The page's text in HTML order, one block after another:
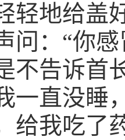
轻地给盖
问：“你
不告诉首
一直没睡
给我吃了